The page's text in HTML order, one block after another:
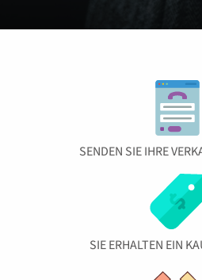
SENDEN SIE IHRE
SIE ERHALTEN EIN